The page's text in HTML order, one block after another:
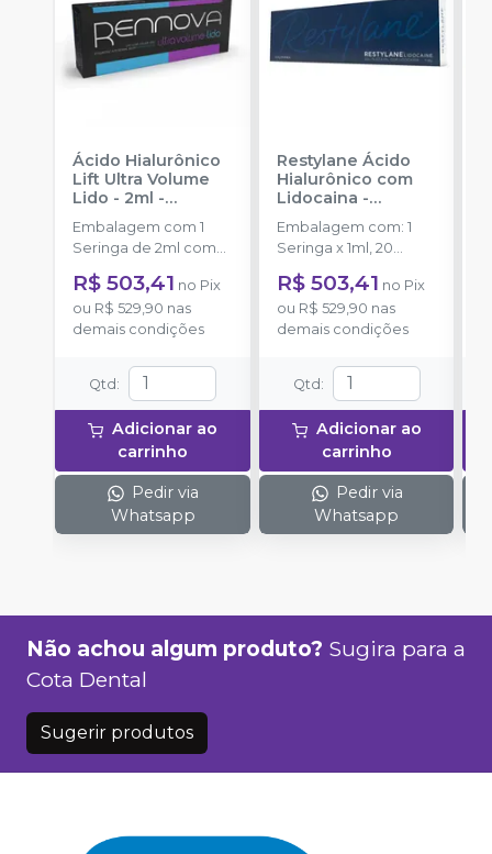
Ácido Hialurônico
Lift Ultra Volume
Lido - 2ml -
RENNOVA
Embalagem com 1
Seringa de 2ml com
0,3% de lidocaína.
R$ 503,41 no Pix
ou R$ 529,90 nas
demais condições
Qtd :
Adicionar ao
carrinho
Pedir via
Whatsapp
Restylane Ácido
Hialurônico com
Lidocaina -
GALDERMA
Embalagem com: 1
Seringa x 1ml, 20
mg/ml de ácido
hialurônico reticulado;
3 mg/ml de cloridrato
de lidocaína; 2
R$ 503,41 no Pix
ou R$ 529,90 nas
demais condições
Qtd :
Adicionar ao
carrinho
Pedir via
Whatsapp
Não achou algum produto? Sugira para a
Cota Dental
Sugerir produtos